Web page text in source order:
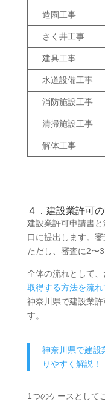
造園工事
さく井工事
建具工事
水道設備工事
消防施設工事
清掃施設工事
解体工事
４．建設業許可
建設業許可申請書
口に提出します。審
ただし、審査に2〜
全体の流れとして、
取得する方法を流れ
神奈川県で建設業
す。
神奈川県で建設
りやすく解説！
1つのケースとして